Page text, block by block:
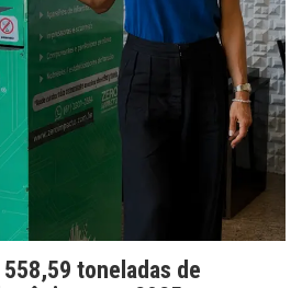
toneladas de